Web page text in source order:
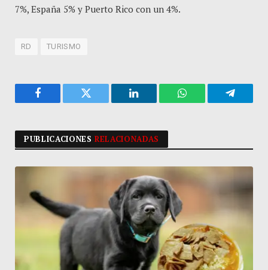
7%, España 5% y Puerto Rico con un 4%.
RD TURISMO
Facebook Twitter LinkedIn WhatsApp
PUBLICACIONESRELACIONADAS